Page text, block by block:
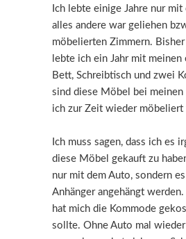
Ich lebte einige Jahre nur
alles andere war geliehen
möbelierten Zimmern.
lebte ich ein Jahr mit
Bett, Schreibtisch und zwei
sind diese Möbel bei meinen
ich zur Zeit wieder möbeliert
Ich muss sagen, dass ich es
diese Möbel gekauft zu
nur mit dem Auto, sondern
Anhänger angehängt
hat mich die Kommode
sollte. Ohne Auto mal